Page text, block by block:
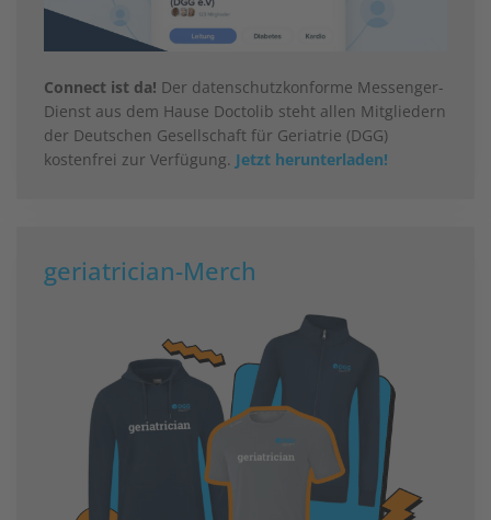
Connect ist da! Der datenschutzkonforme Messenger-
Dienst aus dem Hause Doctolib steht allen Mitgliedern
der Deutschen Gesellschaft für Geriatrie (DGG)
kostenfrei zur Verfügung. Jetzt herunterladen!
geriatrician-Merch